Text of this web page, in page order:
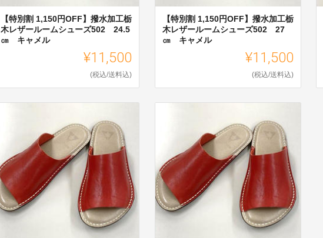
【特別割 1,150円OFF】撥水加工栃
木レザールームシューズ502 24.5
㎝ キャメル
¥11,500
(税込/送料込)
【特別割 1,150円OFF】撥水加工栃
木レザールームシューズ502 27
㎝ キャメル
¥11,500
(税込/送料込)